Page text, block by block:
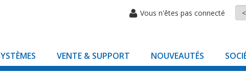
Vous n'êtes pas connecté
VENTE & SUPPORT NOUVEAUTÉS